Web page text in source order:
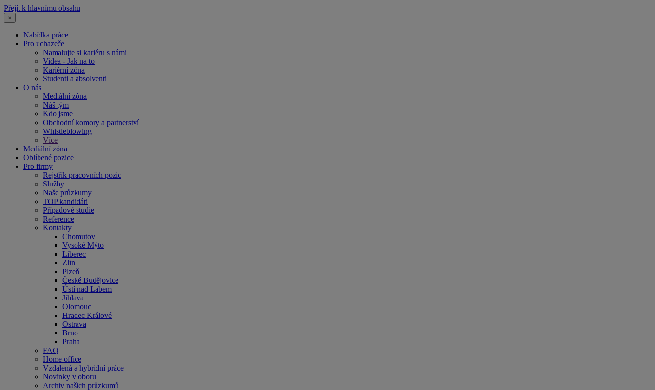
Přejít k hlavnímu obsahu
×
Nabídka práce
Pro uchazeče
Namalujte si kariéru s námi
Videa - Jak na to
Kariérní zóna
Studenti a absolventi
O nás
Mediální zóna
Náš tým
Kdo jsme
Obchodní komory a partnerství
Whistleblowing
Více
Mediální zóna
Oblíbené pozice
Pro firmy
Rejstřík pracovních pozic
Služby
Naše průzkumy
TOP kandidáti
Případové studie
Reference
Kontakty
Chomutov
Vysoké Mýto
Liberec
Zlín
Plzeň
České Budějovice
Ústí nad Labem
Jihlava
Olomouc
Hradec Králové
Ostrava
Brno
Praha
FAQ
Home office
Vzdálená a hybridní práce
Novinky v oboru
Archiv našich průzkumů